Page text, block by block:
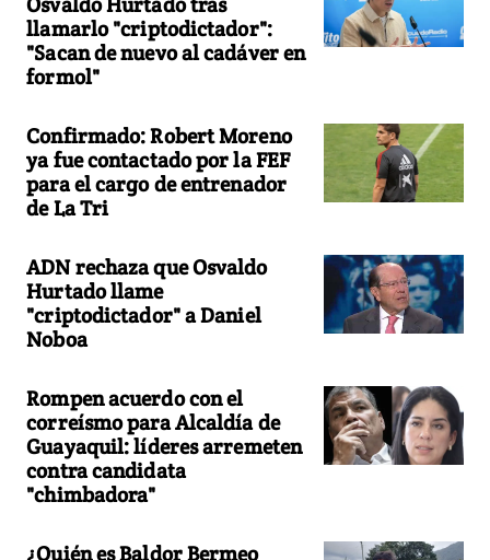
llamarlo "criptodictador":
"Sacan de nuevo al cadáver en
formol"
Confirmado: Robert Moreno
ya fue contactado por la FEF
para el cargo de entrenador
de La Tri
ADN rechaza que Osvaldo
Hurtado llame
"criptodictador" a Daniel
Noboa
Rompen acuerdo con el
correísmo para Alcaldía de
Guayaquil: líderes arremeten
contra candidata
"chimbadora"
¿Quién es Baldor Bermeo